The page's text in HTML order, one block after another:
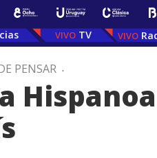
TV
PENSAR .